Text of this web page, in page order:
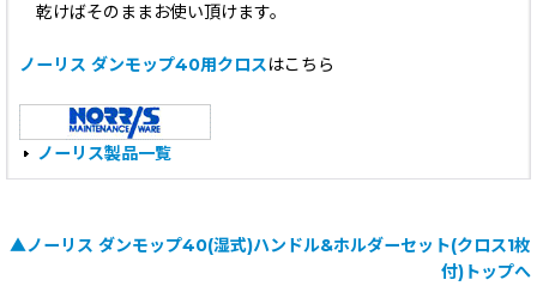
乾けばそのままお使い頂けます。
ノーリス ダンモップ40用クロスはこちら
ノーリス製品一覧
▲ノーリス ダンモップ40(湿式)ハンドル&ホルダーセット(クロス1枚
付)トップへ